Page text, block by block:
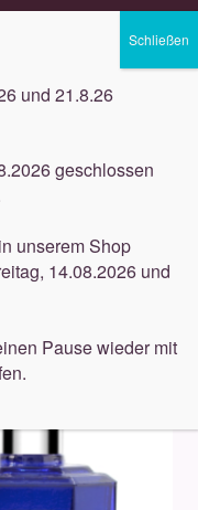
öffnen
öffnen
öffnen
Villoresi Acqua
und 21.8.26
geschlossen
unserem Shop
14.08.2026 und
Pause wieder mit